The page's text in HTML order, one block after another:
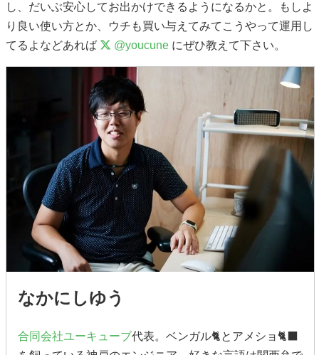
し、だいぶ安心してお出かけできるようになるかと。もしよ
り良い使い方とか、ウチも買い与えてみてこうやって運用し
てるよなどあれば
@youcune にぜひ教えて下さい。
なかにしゆう
合同会社ユーキューブ代表。ベンガル🐈とアメショ🐈‍⬛